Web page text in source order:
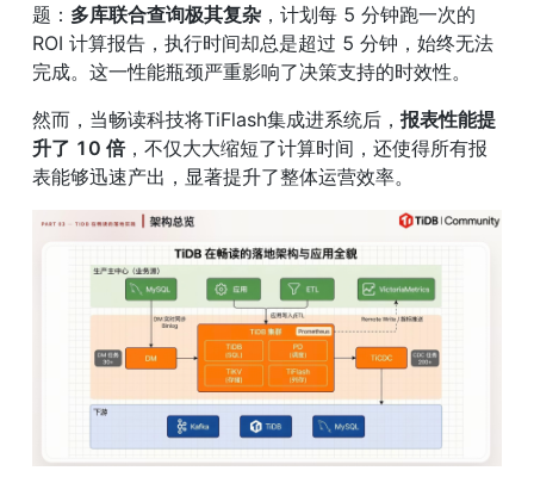
题： 多库联合查询极其复杂 ，计划每 5 分钟跑一次的
ROI 计算报告，执行时间却总是超过 5 分钟，始终无法
完成。这一性能瓶颈严重影响了决策支持的时效性。
然而，当畅读科技将TiFlash集成进系统后， 报表性能提
升了 10 倍，不仅大大缩短了计算时间，还使得所有报
表能够迅速产出，显著提升了整体运营效率。